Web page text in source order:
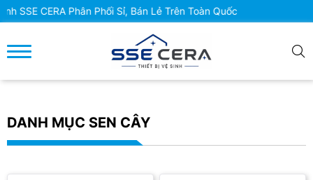
Phân Phối Sỉ, Bán Lẻ Trên Toàn Quốc
DANH MỤC SEN CÂY